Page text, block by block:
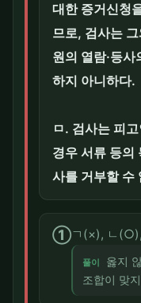
대한 증거신청
므로, 검사는
원의 열람·등
하지 아니하다.
ㅁ. 검사는 피
경우 서류 등의
사를 거부할 수
①ㄱ(×), ㄴ
풀이
옳지
조합이 맞